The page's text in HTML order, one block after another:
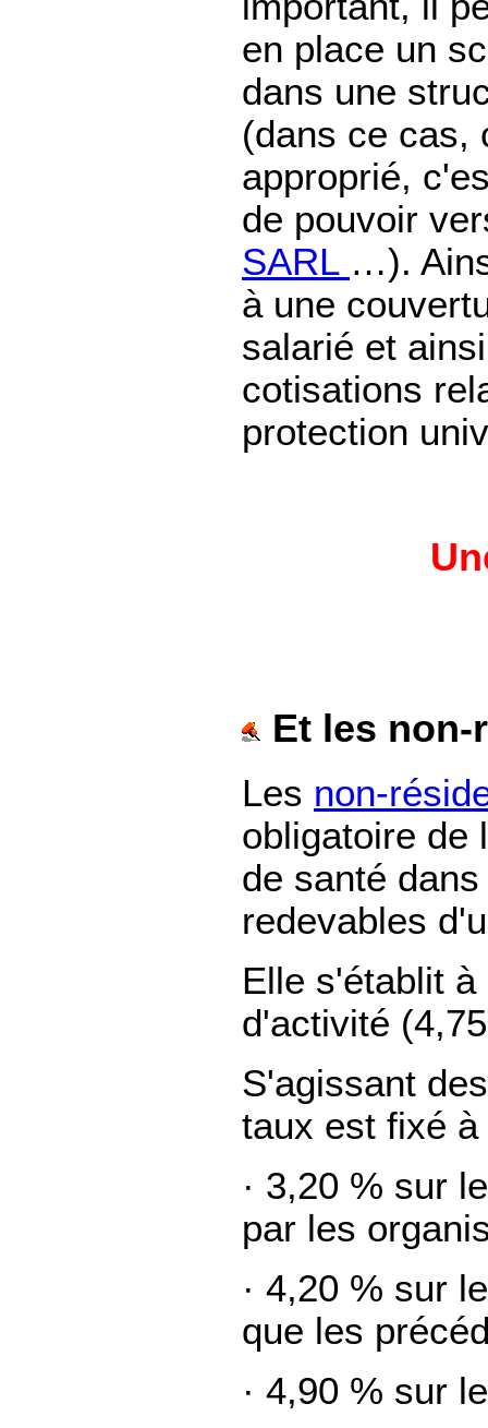
en place un
dans une
(dans ce cas,
approprié,
de pouvoir
SARL …).
à une
salarié et
cotisations
protection
Et les
Les non-
obligatoire de
de santé
redevables
Elle s'établit
d'activité
S'agissant
taux est fixé à
· 3,20 % sur
par les
· 4,20 % sur
que les
· 4,90 % sur